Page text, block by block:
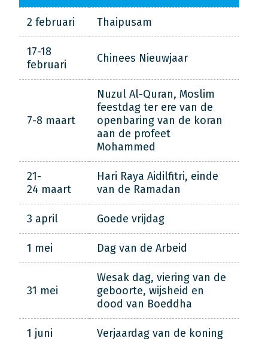
2 februari Thaipusam
17-18
februari
Chinees Nieuwjaar
7-8 maart
Nuzul Al-Quran, Moslim
feestdag ter ere van de
openbaring van de koran
aan de profeet
Mohammed
21-
24 maart
Hari Raya Aidilfitri, einde
van de Ramadan
3 april Goede vrijdag
1 mei Dag van de Arbeid
31 mei
Wesak dag, viering van de
geboorte, wijsheid en
dood van Boeddha
1 juni Verjaardag van de koning